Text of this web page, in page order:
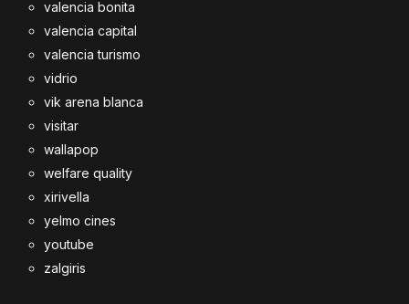
valencia bonita
valencia capital
valencia turismo
vidrio
vik arena blanca
visitar
wallapop
welfare quality
xirivella
yelmo cines
youtube
zalgiris